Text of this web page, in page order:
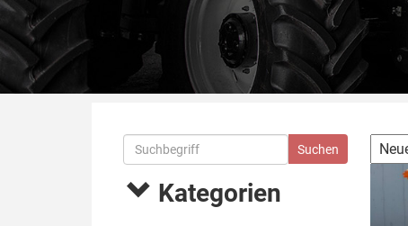
Kategorien